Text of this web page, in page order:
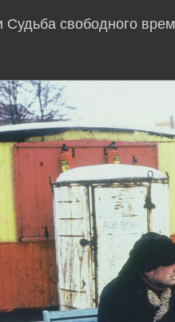
свободного